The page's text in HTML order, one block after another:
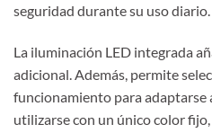
seguridad durante su uso diario.
La iluminación LED integrada
adicional. Además, permite
funcionamiento para adaptarse
utilizarse con un único color